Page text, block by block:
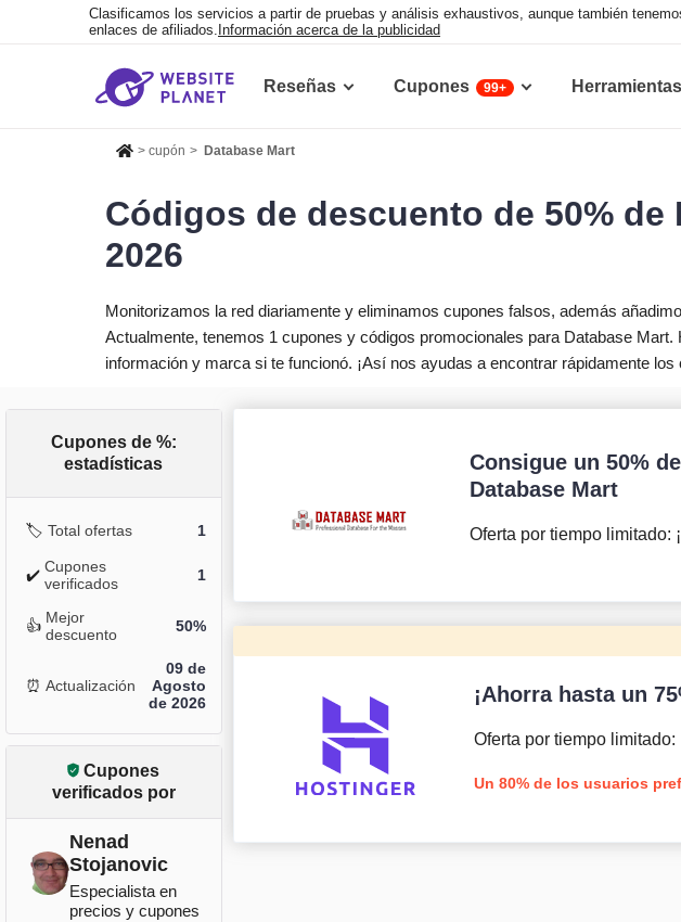
Clasificamos los servicios a partir de pruebas y análisis exhaustivos, aunque también
enlaces de afiliados. Información acerca de la publicidad
Reseñas Cupones 99+ Herramientas
> cupón > Database Mart
Códigos de descuento de 50% de
2026
Monitorizamos la red diariamente y eliminamos cupones falsos, además
Actualmente, tenemos 1 cupones y códigos promocionales para Database
información y marca si te funcionó. ¡Así nos ayudas a encontrar rápidamente los
Cupones de %:
estadísticas
🏷️ Total ofertas 1
✔️ Cupones
verificados
1
👍 Mejor
descuento
50%
⏰ Actualización
09 de
Agosto
de 2026
Cupones
verificados por
Nenad
Stojanovic
Especialista en
precios y cupones
Consigue un 50%
Database Mart
Oferta por tiempo limitado:
¡Ahorra hasta un
Oferta por tiempo limitado:
Un 80% de los usuarios